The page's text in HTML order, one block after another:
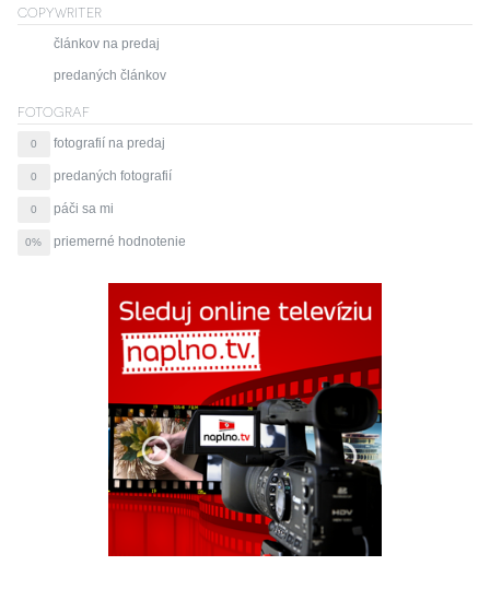
COPYWRITER
článkov na predaj
predaných článkov
FOTOGRAF
0 fotografií na predaj
0 predaných fotografií
0 páči sa mi
0% priemerné hodnotenie